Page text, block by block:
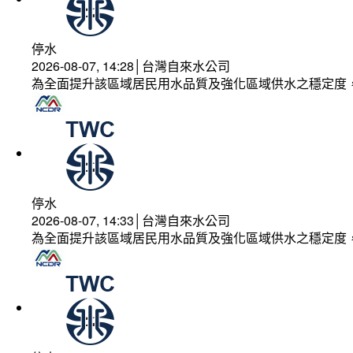
停水
2026-08-07, 14:28│台灣自來水公司
為全面提升該區域居民用水品質及強化區域供水之穩定
停水
2026-08-07, 14:33│台灣自來水公司
為全面提升該區域居民用水品質及強化區域供水之穩定